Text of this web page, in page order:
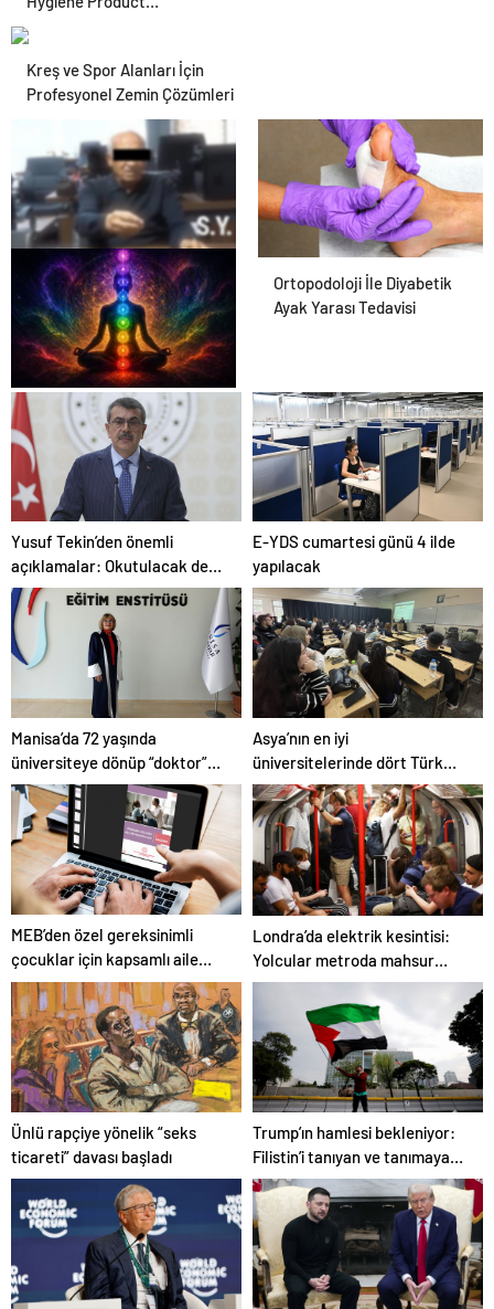
Manufacturer in Turkey
Kreş ve Spor Alanları İçin
Profesyonel Zemin Çözümleri
25 Yıllık Miras Davasında
Gözler Temmuz Ayındaki
Karar Duruşmasına Çevrildi
Ortopodoloji İle Diyabetik
Ayak Yarası Tedavisi
Zihnin Gizemli Sınırları ve
Ötesi : Nasılnedir.com
Yusuf Tekin’den önemli
açıklamalar: Okutulacak dersi
kalmamış öğretmene branş
değişikliği masada
E-YDS cumartesi günü 4 ilde
yapılacak
Manisa’da 72 yaşında
üniversiteye dönüp “doktor”
ünvanı aldı
Asya’nın en iyi
üniversitelerinde dört Türk
okulu ilk 100’de
MEB’den özel gereksinimli
çocuklar için kapsamlı aile
rehberi
Londra’da elektrik kesintisi:
Yolcular metroda mahsur
kaldı
Ünlü rapçiye yönelik “seks
ticareti” davası başladı
Trump’ın hamlesi bekleniyor:
Filistin’i tanıyan ve tanımayan
ülkeler hangileri?